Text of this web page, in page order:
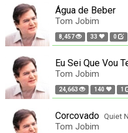
Água de Beber
Tom Jobim
8,457 33 0
Eu Sei Que Vou
Tom Jobim
24,663 140 1
Corcovado Quiet
Tom Jobim